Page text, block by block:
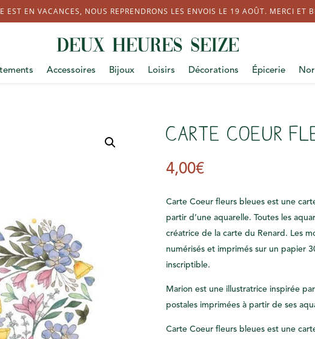
EST EN VACANCES, NOUS REPRENDRONS LES ENVOIS LE 19 AOÛT. MERCI ET
Accessoires Bijoux Loisirs Décorations Épicerie
Carte Coeur
4,00€
Carte Coeur fleurs bleues est une
partir d’une aquarelle. Toutes les
créatrice de la carte du Renard. Les
numérisés et imprimés sur un papier
inscriptible.
Marion est une illustratrice inspirée
postales imprimées à partir de ses
Carte Coeur fleurs bleues est une